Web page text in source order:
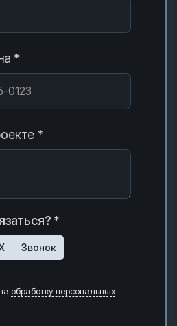
*
*
*
Звонок
обработку персональных